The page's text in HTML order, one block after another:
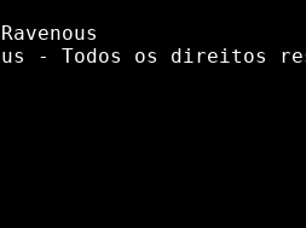
- Todos os direitos